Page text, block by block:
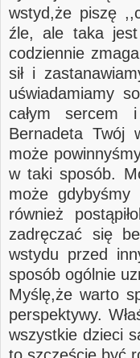
wstyd,że piszę
źle, ale taka
codziennie
sił i
uświadamiamy
całym sercem
Bernadeta Twój
może
w taki sposób.
może
również
zadręczać się
wstydu przed
sposób ogólnie
Myślę,że warto
perspektywy.
wszystkie dzieci
to szczęście być